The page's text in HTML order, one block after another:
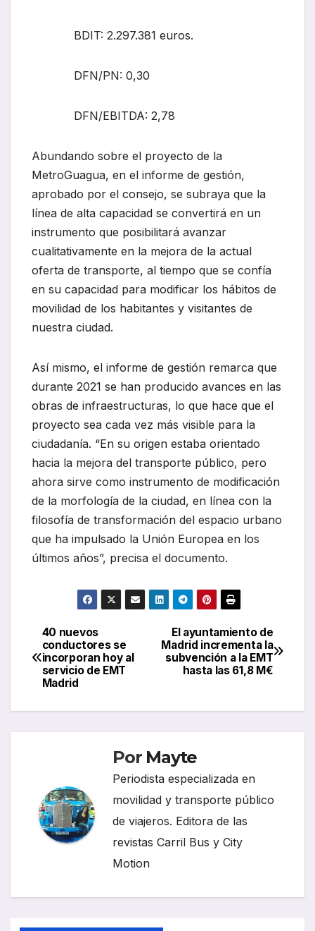
BDIT: 2.297.381 euros.
DFN/PN: 0,30
DFN/EBITDA: 2,78
Abundando sobre el proyecto de la
MetroGuagua, en el informe de gestión,
aprobado por el consejo, se subraya que la
línea de alta capacidad se convertirá en un
instrumento que posibilitará avanzar
cualitativamente en la mejora de la actual
oferta de transporte, al tiempo que se confía
en su capacidad para modificar los hábitos de
movilidad de los habitantes y visitantes de
nuestra ciudad.
Así mismo, el informe de gestión remarca que
durante 2021 se han producido avances en las
obras de infraestructuras, lo que hace que el
proyecto sea cada vez más visible para la
ciudadanía. “En su origen estaba orientado
hacia la mejora del transporte público, pero
ahora sirve como instrumento de modificación
de la morfología de la ciudad, en línea con la
filosofía de transformación del espacio urbano
que ha impulsado la Unión Europea en los
últimos años”, precisa el documento.
Navegación
de
El ayuntamiento de
Madrid incrementa la
subvención a la EMT
hasta las 61,8 M€
40 nuevos
conductores se
incorporan hoy al
servicio de EMT
Madrid
Por Mayte
Periodista especializada en
movilidad y transporte público
de viajeros. Editora de las
revistas Carril Bus y City
Motion